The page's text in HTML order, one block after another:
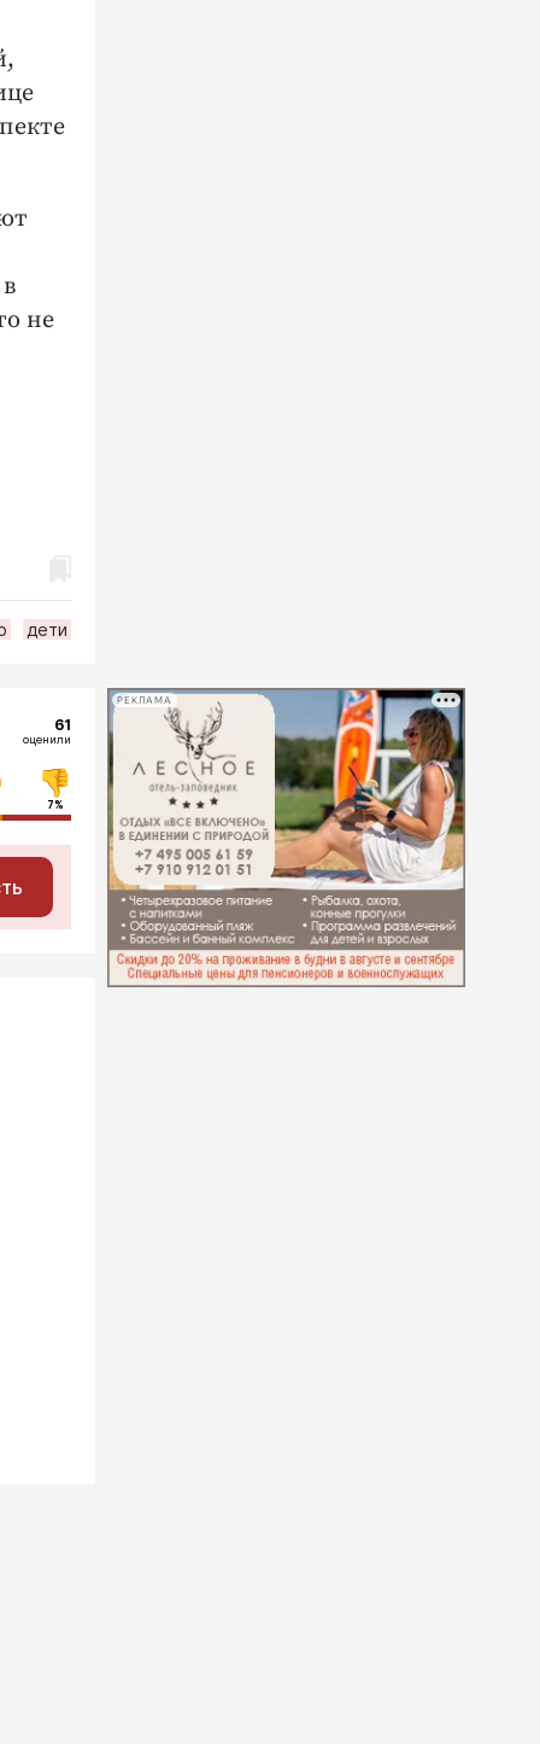
не
дети
61
оценили
7%
РЕКЛАМА